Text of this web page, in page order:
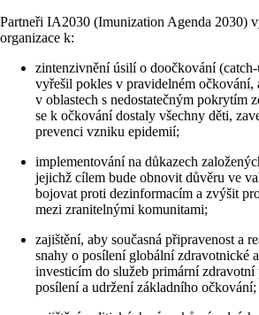
Partneři IA2030 (Imunization Agenda 2030)
organizace k:
zintenzivnění úsilí o doočkování
vyřešil pokles v pravidelném očkování,
v oblastech s nedostatečným pokrytím
se k očkování dostaly všechny děti,
prevenci vzniku epidemií;
implementování na důkazech
jejichž cílem bude obnovit důvěru ve
bojovat proti dezinformacím a zvýšit
mezi zranitelnými komunitami;
zajištění, aby současná připravenost a
snahy o posílení globální zdravotnické
investicím do služeb primární zdravotní
posílení a udržení základního očkování;